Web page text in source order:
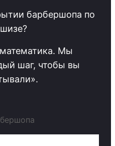
барбершопа по
Мы
шаг, чтобы вы